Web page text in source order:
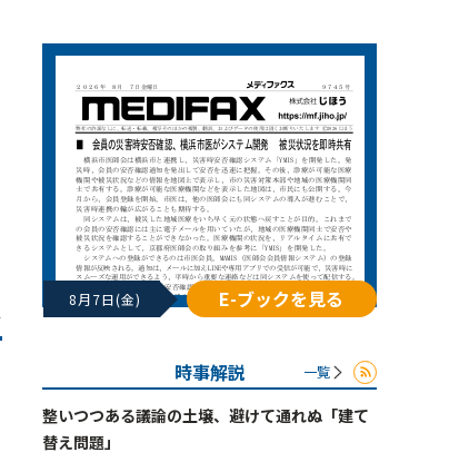
8月7日(金) E-ブックを見る
時事解説 一覧
整いつつある議論の土壌、避けて通れぬ「建て
替え問題」